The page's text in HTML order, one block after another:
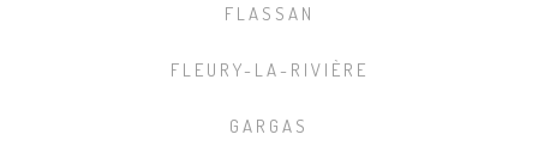
FLASSAN
FLEURY-LA-RIVIÈRE
GARGAS